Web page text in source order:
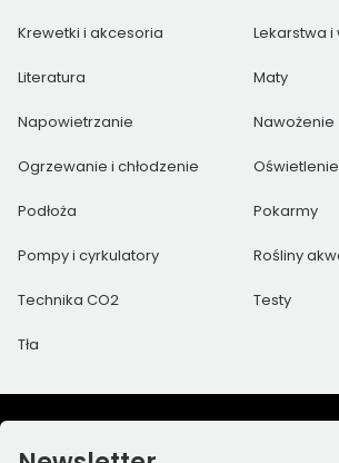
Krewetki i akcesoria Lekarstwa
Literatura Maty
Napowietrzanie Nawożenie
Ogrzewanie i chłodzenie Oświetlenie
Podłoża Pokarmy
Pompy i cyrkulatory Rośliny
Technika CO2 Testy
Tła